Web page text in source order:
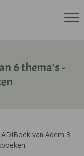
6 thema's -
van Adem 3